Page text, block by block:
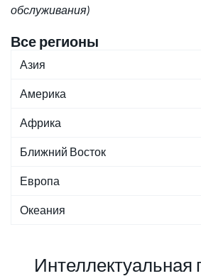
обслуживания)
Все регионы
Азия
Америка
Африка
Ближний Восток
Европа
Океания
Интеллектуальная